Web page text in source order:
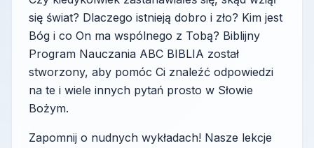
się świat? Dlaczego istnieją dobro i zło? Kim jest
Bóg i co On ma wspólnego z Tobą? Biblijny
Program Nauczania ABC BIBLIA został
stworzony, aby pomóc Ci znaleźć odpowiedzi
na te i wiele innych pytań prosto w Słowie
Bożym.
Zapomnij o nudnych wykładach! Nasze lekcje